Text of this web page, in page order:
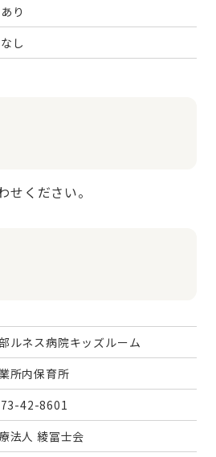
あり
なし
せください。
ルネス病院キッズルーム
所内保育所
42-8601
法人 綾冨士会